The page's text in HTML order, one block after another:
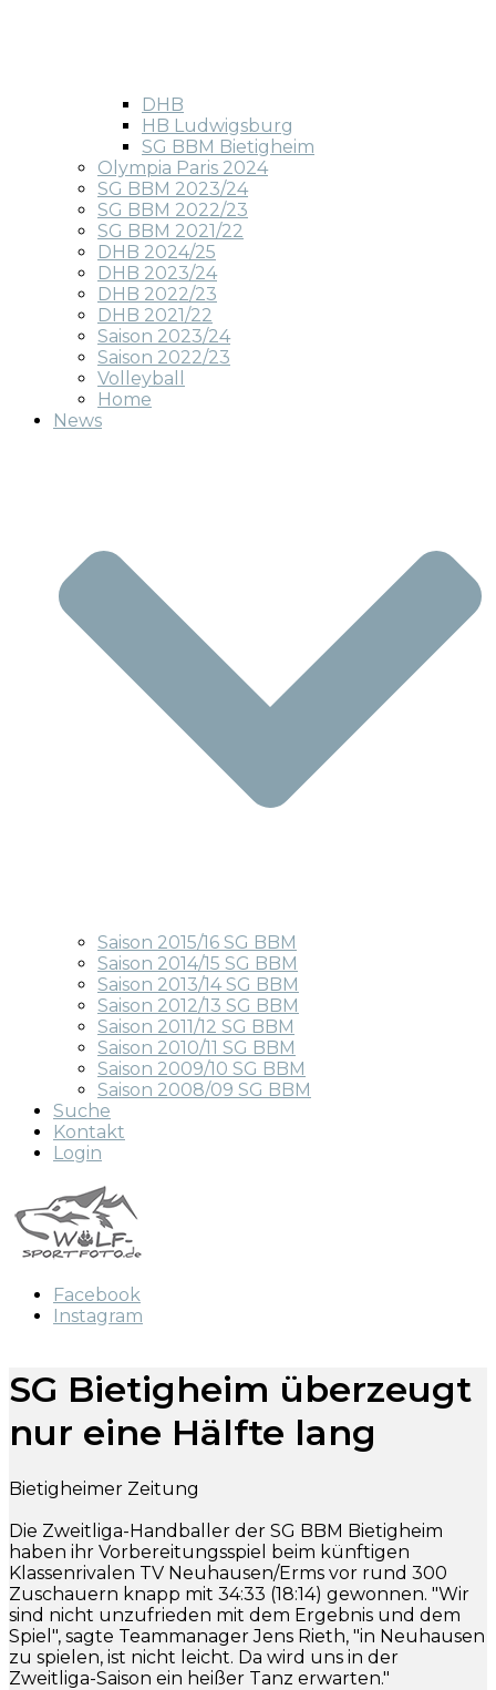
DHB
HB Ludwigsburg
SG BBM Bietigheim
Olympia Paris 2024
SG BBM 2023/24
SG BBM 2022/23
SG BBM 2021/22
DHB 2024/25
DHB 2023/24
DHB 2022/23
DHB 2021/22
Saison 2023/24
Saison 2022/23
Volleyball
Home
News
Saison 2015/16 SG BBM
Saison 2014/15 SG BBM
Saison 2013/14 SG BBM
Saison 2012/13 SG BBM
Saison 2011/12 SG BBM
Saison 2010/11 SG BBM
Saison 2009/10 SG BBM
Saison 2008/09 SG BBM
Suche
Kontakt
Login
Facebook
Instagram
SG Bietigheim überzeugt
nur eine Hälfte lang
Bietigheimer Zeitung
Die Zweitliga-Handballer der SG BBM Bietigheim
haben ihr Vorbereitungsspiel beim künftigen
Klassenrivalen TV Neuhausen/Erms vor rund 300
Zuschauern knapp mit 34:33 (18:14) gewonnen. "Wir
sind nicht unzufrieden mit dem Ergebnis und dem
Spiel", sagte Teammanager Jens Rieth, "in Neuhausen
zu spielen, ist nicht leicht. Da wird uns in der
Zweitliga-Saison ein heißer Tanz erwarten."